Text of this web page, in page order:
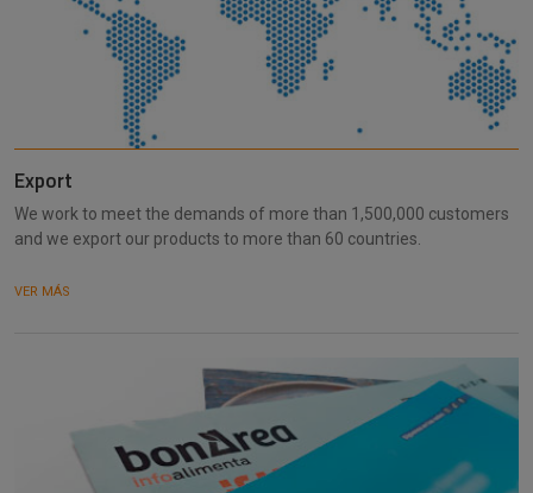
Export
We work to meet the demands of more than 1,500,000 customers
and we export our products to more than 60 countries.
VER MÁS